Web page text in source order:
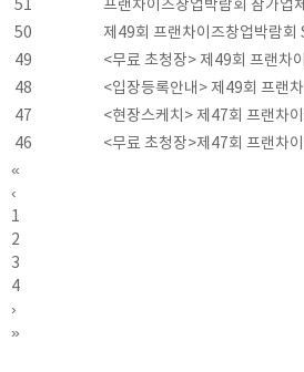
51
프랜차이즈창업박람회 참가업
50
제49회 프랜차이즈창업박람회
49
<무료 초청장> 제49회 프랜차
48
<입장등록안내> 제49회 프랜
47
<현장스케치> 제47회 프랜차
46
<무료 초청장>제47회 프랜차
«
‹
1
2
3
4
›
»